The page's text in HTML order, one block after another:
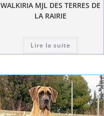
WALKIRIA MJL DES TERRES DE
LA RAIRIE
Lire la suite